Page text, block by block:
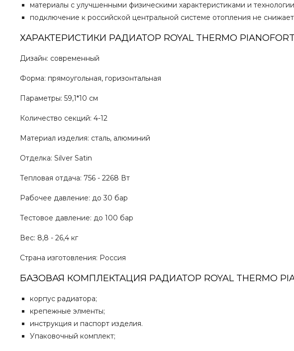
материалы с улучшенными физическими характеристиками и
подключение к российской центральной системе отопления не
ХАРАКТЕРИСТИКИ РАДИАТОР ROYAL THERMO
Дизайн: современный
Форма: прямоугольная, горизонтальная
Параметры: 59,1*10 см
Количество секций: 4-12
Материал изделия: сталь, алюминий
Отделка: Silver Satin
Тепловая отдача: 756 - 2268 Вт
Рабочее давление: до 30 бар
Тестовое давление: до 100 бар
Вес: 8,8 - 26,4 кг
Страна изготовления: Россия
БАЗОВАЯ КОМПЛЕКТАЦИЯ РАДИАТОР ROYAL THERMO
корпус радиатора;
крепежные элменты;
инструкция и паспорт изделия.
Упаковочный комплект;